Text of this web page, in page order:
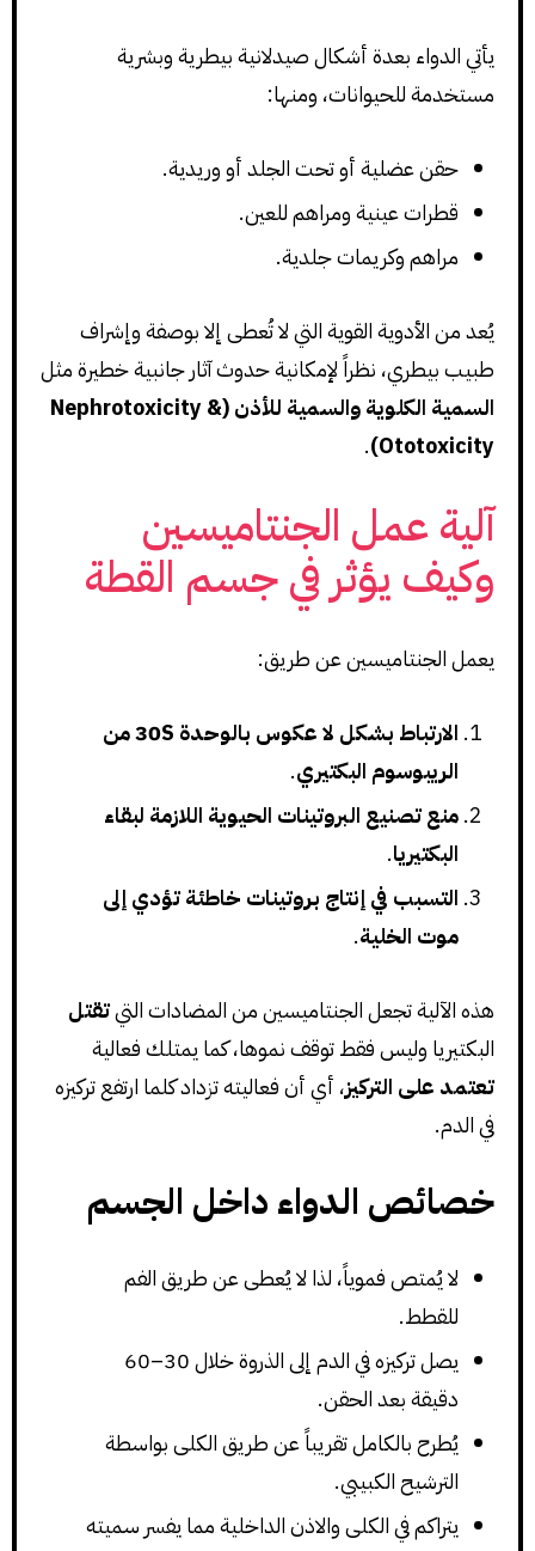
يأتي الدواء بعدة أشكال صيدلانية بيطرية وبشرية
مستخدمة للحيوانات، ومنها:
حقن عضلية أو تحت الجلد أو وريدية.
قطرات عينية ومراهم للعين.
مراهم وكريمات جلدية.
يُعد من الأدوية القوية التي لا تُعطى إلا بوصفة وإشراف
طبيب بيطري، نظراً لإمكانية حدوث آثار جانبية خطيرة مثل
السمية الكلوية والسمية للأذن (Nephrotoxicity &
Ototoxicity)
.
آلية عمل الجنتاميسين
وكيف يؤثر في جسم القطة
يعمل الجنتاميسين عن طريق:
الارتباط بشكل لا عكوس بالوحدة 30S من
الريبوسوم البكتيري.
منع تصنيع البروتينات الحيوية اللازمة لبقاء
البكتيريا.
التسبب في إنتاج بروتينات خاطئة تؤدي إلى
موت الخلية.
هذه الآلية تجعل الجنتاميسين من المضادات التيتقتل
البكتيريا وليس فقط توقف نموها، كما يمتلك فعالية
تعتمد على التركيز، أي أن فعاليته تزداد كلما ارتفع تركيزه
في الدم.
خصائص الدواء داخل الجسم
لا يُمتص فموياً، لذا لا يُعطى عن طريق الفم
للقطط.
يصل تركيزه في الدم إلى الذروة خلال 30–60
دقيقة بعد الحقن.
يُطرح بالكامل تقريباً عن طريق الكلى بواسطة
الترشيح الكبيبي.
يتراكم في الكلى والاذن الداخلية مما يفسر سميته